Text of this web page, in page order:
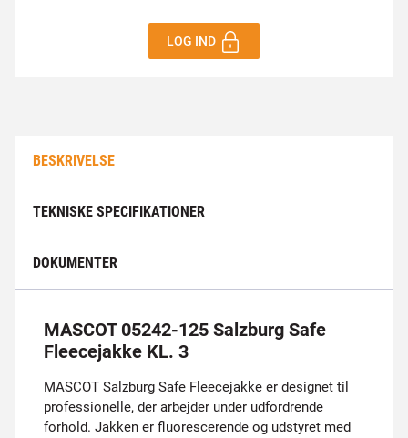
LOG IND
BESKRIVELSE
TEKNISKE SPECIFIKATIONER
DOKUMENTER
MASCOT 05242-125 Salzburg Safe
Fleecejakke KL. 3
MASCOT Salzburg Safe Fleecejakke er designet til
professionelle, der arbejder under udfordrende
forhold. Jakken er fluorescerende og udstyret med